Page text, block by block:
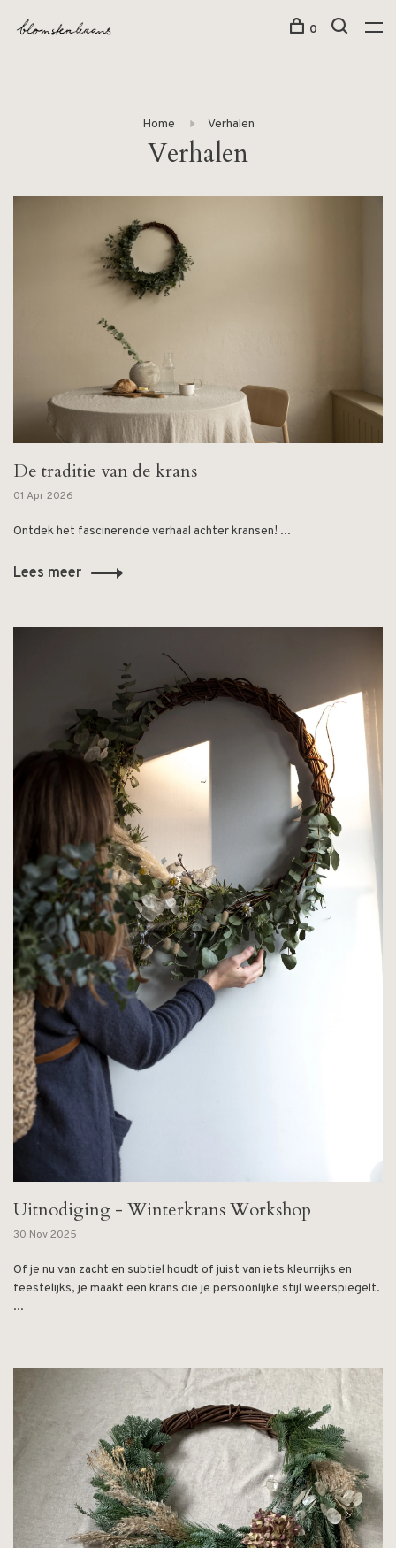
0
Home Verhalen
Verhalen
De traditie van de krans
01 Apr 2026
Ontdek het fascinerende verhaal achter kransen! ...
Lees meer
Uitnodiging - Winterkrans Workshop
30 Nov 2025
Of je nu van zacht en subtiel houdt of juist van iets kleurrijks en
feestelijks, je maakt een krans die je persoonlijke stijl weerspiegelt.
...